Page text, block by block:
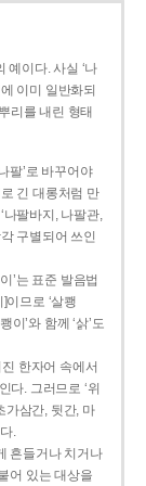
예이다. 사실 ‘나
이미 일반화되
리를 내린 형태
팔’로 바꾸어야
긴 대롱처럼 만
나팔바지, 나팔관,
구별되어 쓰인
’는 표준 발음법
므로 ‘살쾡
이’와 함께 ‘삵’도
한자어 속에서
다. 그러므로 ‘위
가삼간, 뒷간, 마
.
흔들거나 치거나
어 있는 대상을